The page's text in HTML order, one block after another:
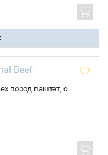
пород паштет, с